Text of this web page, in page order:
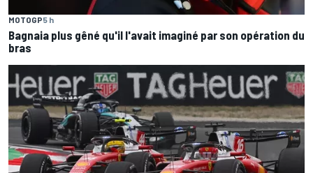
MOTOGP5 h
Bagnaia plus gêné qu'il l'avait imaginé par son opération du
bras